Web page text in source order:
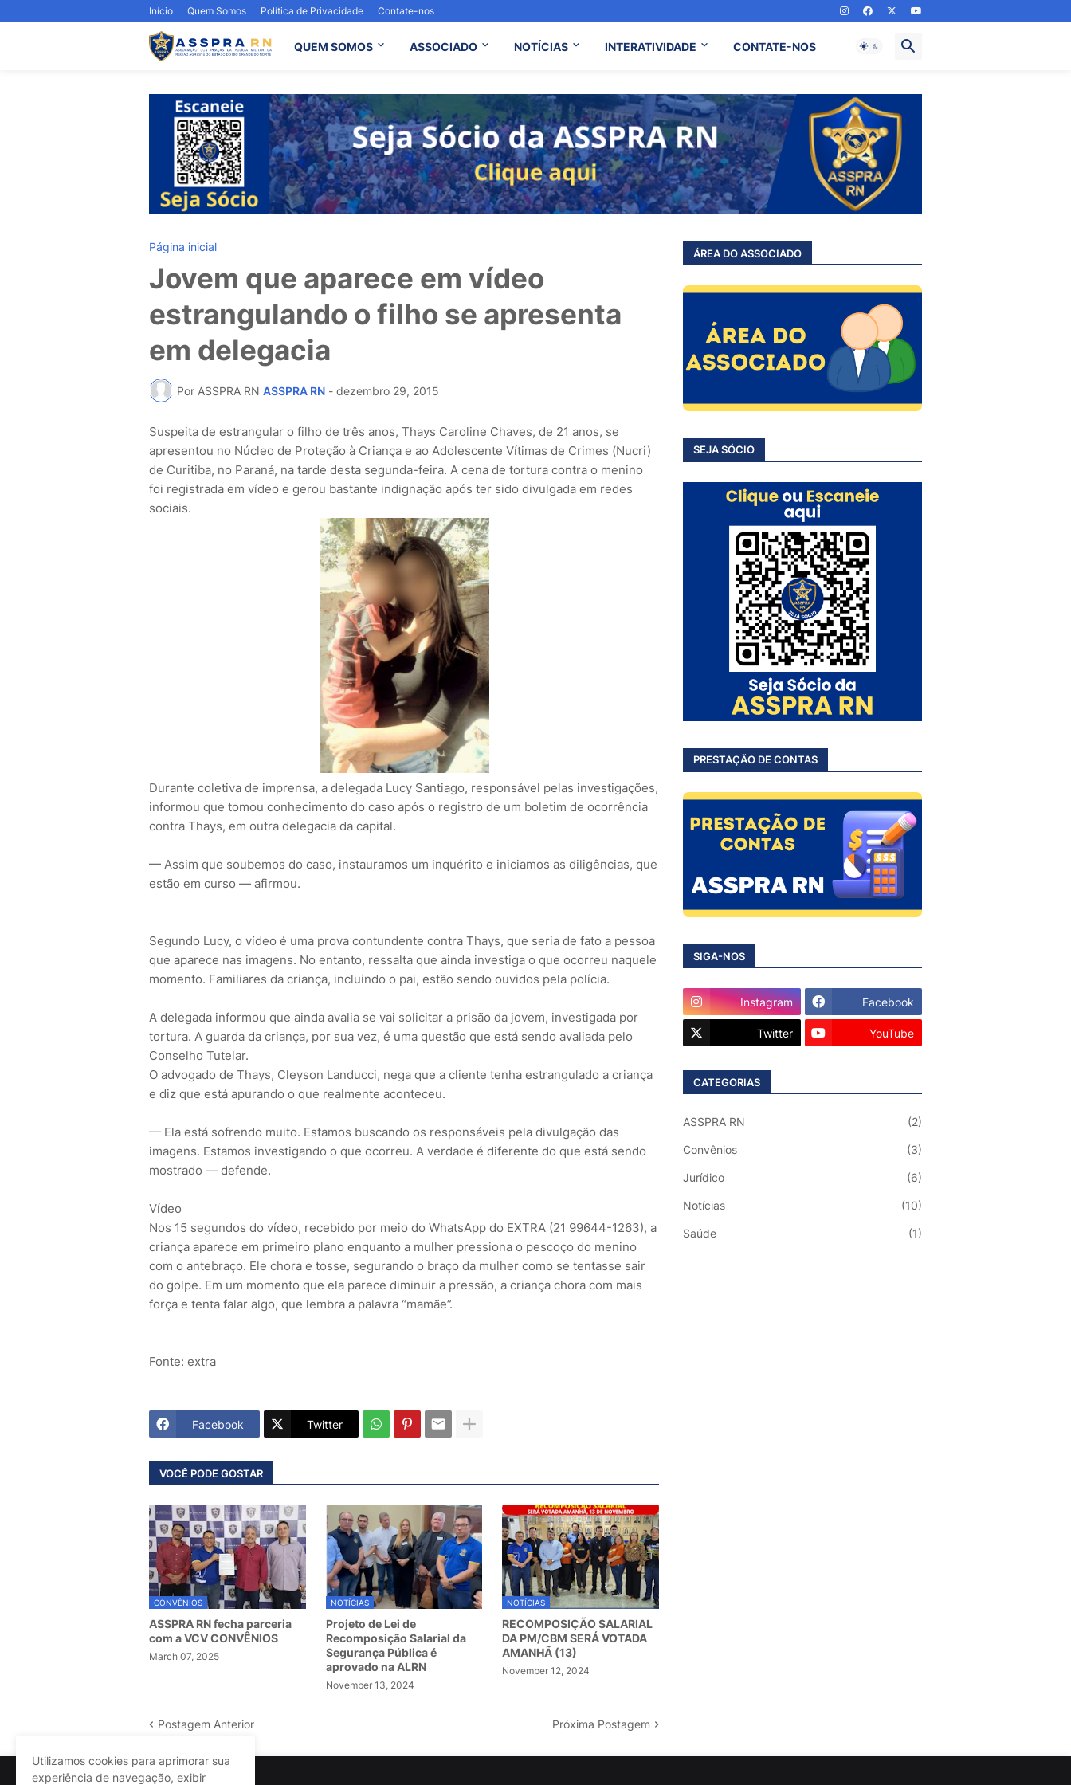
Início Quem Somos Política de Privacidade Contate-nos
QUEM SOMOS ASSOCIADO NOTÍCIAS INTERATIVIDADE CONTATE-NOS
Página inicial
Jovem que aparece em vídeo
estrangulando o filho se apresenta
em delegacia
Por ASSPRA RN ASSPRA RN - dezembro 29, 2015
Suspeita de estrangular o filho de três anos, Thays Caroline Chaves, de 21 anos, se
apresentou no Núcleo de Proteção à Criança e ao Adolescente Vítimas de Crimes (Nucri)
de Curitiba, no Paraná, na tarde desta segunda-feira. A cena de tortura contra o menino
foi registrada em vídeo e gerou bastante indignação após ter sido divulgada em redes
sociais.
Durante coletiva de imprensa, a delegada Lucy Santiago, responsável pelas investigações,
informou que tomou conhecimento do caso após o registro de um boletim de ocorrência
contra Thays, em outra delegacia da capital.
— Assim que soubemos do caso, instauramos um inquérito e iniciamos as diligências, que
estão em curso — afirmou.
Segundo Lucy, o vídeo é uma prova contundente contra Thays, que seria de fato a pessoa
que aparece nas imagens. No entanto, ressalta que ainda investiga o que ocorreu naquele
momento. Familiares da criança, incluindo o pai, estão sendo ouvidos pela polícia.
A delegada informou que ainda avalia se vai solicitar a prisão da jovem, investigada por
tortura. A guarda da criança, por sua vez, é uma questão que está sendo avaliada pelo
Conselho Tutelar.
O advogado de Thays, Cleyson Landucci, nega que a cliente tenha estrangulado a criança
e diz que está apurando o que realmente aconteceu.
— Ela está sofrendo muito. Estamos buscando os responsáveis pela divulgação das
imagens. Estamos investigando o que ocorreu. A verdade é diferente do que está sendo
mostrado — defende.
Vídeo
Nos 15 segundos do vídeo, recebido por meio do WhatsApp do EXTRA (21 99644-1263), a
criança aparece em primeiro plano enquanto a mulher pressiona o pescoço do menino
com o antebraço. Ele chora e tosse, segurando o braço da mulher como se tentasse sair
do golpe. Em um momento que ela parece diminuir a pressão, a criança chora com mais
força e tenta falar algo, que lembra a palavra “mamãe”.
Fonte: extra
Facebook Twitter
VOCÊ PODE GOSTAR
CONVÊNIOS
ASSPRA RN fecha parceria
com a VCV CONVÊNIOS
March 07, 2025
NOTÍCIAS
Projeto de Lei de
Recomposição Salarial da
Segurança Pública é
aprovado na ALRN
November 13, 2024
NOTÍCIAS
RECOMPOSIÇÃO SALARIAL
DA PM/CBM SERÁ VOTADA
AMANHÃ (13)
November 12, 2024
Postagem Anterior Próxima Postagem
ÁREA DO ASSOCIADO
SEJA SÓCIO
PRESTAÇÃO DE CONTAS
SIGA-NOS
Instagram Facebook
Twitter YouTube
CATEGORIAS
ASSPRA RN (2)
Convênios (3)
Jurídico (6)
Notícias (10)
Saúde (1)
Utilizamos cookies para aprimorar sua
experiência de navegação, exibir